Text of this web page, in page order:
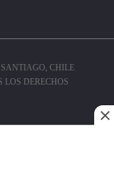
SANTIAGO, CHILE
LOS DERECHOS